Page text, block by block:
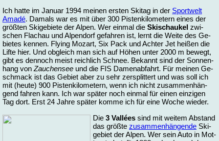
Ich hat­te im Ja­nu­ar 1994 mei­nen ers­ten Ski­tag in der Sport­welt
Ama­dé. Da­mals war es mit über 300 Pis­ten­ki­lo­me­tern ei­nes der
größ­ten Ski­ge­bie­te der Al­pen. Wer ein­mal die Ski­schau­kel zwi­
schen Fla­chau und Al­pen­dorf ge­fah­ren ist, lernt die Wei­te des Ge­
bie­tes ken­nen. Fly­ing Mo­zart, Six Pack und Ach­ter Jet hei­ßen die
Lif­te hier. Und ob­gleich man sich auf Hö­hen un­ter 2000 m be­wegt,
gibt es den­noch meist reich­lich Schnee. Be­kannt sind der Son­nen­
hang vonZau­chen­see und die FIS Da­men­ab­fahrt. Für mei­nen Ge­
schmack ist das Ge­biet aber zu sehr zer­split­tert und was soll ich
mit (heu­te) 900 Pis­ten­ki­lo­me­tern, wenn ich nicht zu­sam­men­hän­
gend fah­ren kann. Ich war spä­ter noch ein­mal für ei­nen ein­zi­gen
Tag dort. Erst 24 Jah­re spä­ter kom­me ich für ei­ne Wo­che wie­der.
Die 3 Vallées sind mit wei­tem Ab­stand
das größ­te zu­sam­men­hän­gen­de Ski­
ge­biet der Al­pen. Wer sein Au­to in Mot­